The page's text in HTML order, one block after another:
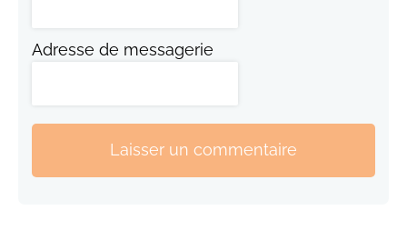
Adresse de messagerie
Laisser un commentaire